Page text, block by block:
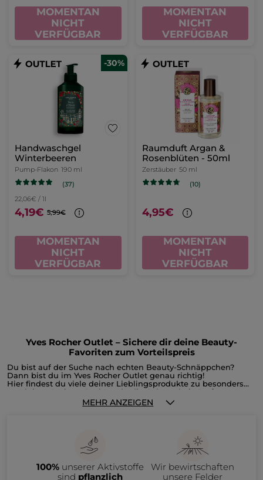
MOMENTAN
NICHT
VERFÜGBAR
MOMENTAN
NICHT
VERFÜGBAR
-30%
Handwaschgel
Winterbeeren
Pump-Flakon 190 ml
(37)
22,06€ / 1l
4,19€ 5,99€
MOMENTAN
NICHT
VERFÜGBAR
Raumduft Argan &
Rosenblüten - 50ml
Zerstäuber 50 ml
(10)
4,95€
MOMENTAN
NICHT
VERFÜGBAR
Yves Rocher Outlet – Sichere dir deine Beauty-
Favoriten zum Vorteilspreis
Du bist auf der Suche nach echten Beauty-Schnäppchen?
Dann bist du im Yves Rocher Outlet genau richtig!
Hier findest du viele deiner Lieblingsprodukte zu besonders
attraktiven Preisen. Du hast du die Gelegenheit, Parfums,
Gesichts- und Körperpflege, Make-up, Reste der
Weihnachtskollektion oder Accessoires reduziert zu shoppen,
Im Yves Rocher Outlet erwarten dich zahlreiche Beauty-
Produkte zu attraktiven Preisen, darunter:
• Gesichtspflege wie Tages- und Nachtcremes, Seren oder
Make-up-Entferner
• Haarpflege wie Shampoos, Spülungen und Haarmasken
MEHR ANZEIGEN
100%unserer Aktivstoffe
sind pflanzlich
Wir bewirtschaften
unsere Felder